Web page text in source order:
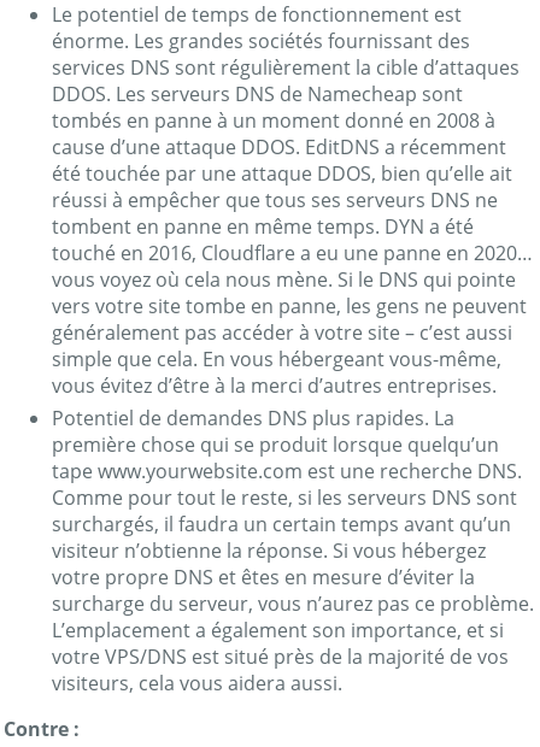
Le potentiel de temps de fonctionnement est
énorme. Les grandes sociétés fournissant des
services DNS sont régulièrement la cible d’attaques
DDOS. Les serveurs DNS de Namecheap sont
tombés en panne à un moment donné en 2008 à
cause d’une attaque DDOS. EditDNS a récemment
été touchée par une attaque DDOS, bien qu’elle ait
réussi à empêcher que tous ses serveurs DNS ne
tombent en panne en même temps. DYN a été
touché en 2016, Cloudflare a eu une panne en 2020…
vous voyez où cela nous mène. Si le DNS qui pointe
vers votre site tombe en panne, les gens ne peuvent
généralement pas accéder à votre site – c’est aussi
simple que cela. En vous hébergeant vous-même,
vous évitez d’être à la merci d’autres entreprises.
Potentiel de demandes DNS plus rapides. La
première chose qui se produit lorsque quelqu’un
tape www.yourwebsite.com est une recherche DNS.
Comme pour tout le reste, si les serveurs DNS sont
surchargés, il faudra un certain temps avant qu’un
visiteur n’obtienne la réponse. Si vous hébergez
votre propre DNS et êtes en mesure d’éviter la
surcharge du serveur, vous n’aurez pas ce problème.
L’emplacement a également son importance, et si
votre VPS/DNS est situé près de la majorité de vos
visiteurs, cela vous aidera aussi.
Contre :